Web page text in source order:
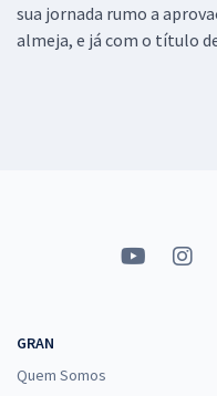
sua jornada rumo a
almeja, e já com o título
GRAN
Quem Somos